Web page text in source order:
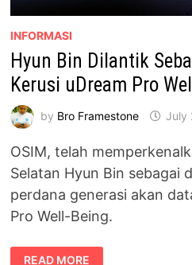
INFORMASI
Hyun Bin Dilantik
Kerusi uDream Pro
by Bro Framestone July
OSIM, telah
Selatan Hyun Bin sebagai
perdana generasi akan
Pro Well-Being.
HYUN
READ MORE